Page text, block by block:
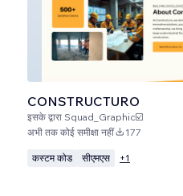
CONSTRUCTURO
इसके द्वारा Squad_Graphic☑️
अभी तक कोई समीक्षा नहीं 177
कस्टम कोड सीएमएस +1